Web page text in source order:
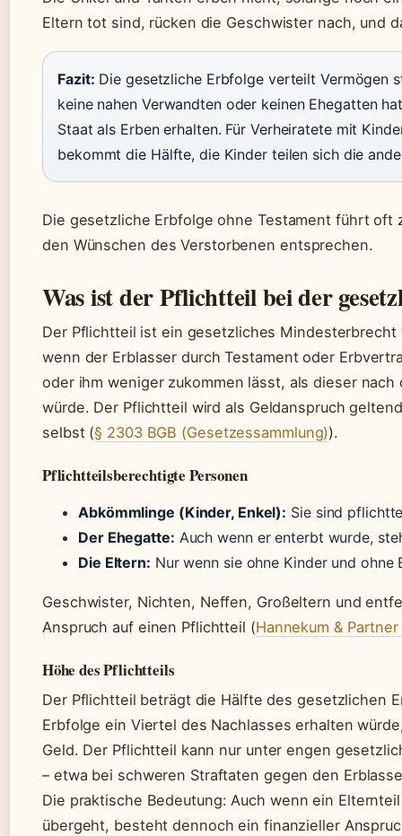
Eltern tot sind, rücken die Geschwister nach, und
Fazit: Die gesetzliche Erbfolge verteilt Vermögen
keine nahen Verwandten oder keinen Ehegatten
Staat als Erben erhalten. Für Verheiratete mit
bekommt die Hälfte, die Kinder teilen sich die
Die gesetzliche Erbfolge ohne Testament führt
den Wünschen des Verstorbenen entsprechen.
Was ist der Pflichtteil bei der
Der Pflichtteil ist ein gesetzliches
wenn der Erblasser durch Testament oder
oder ihm weniger zukommen lässt, als dieser
würde. Der Pflichtteil wird als Geldanspruch
selbst (§ 2303 BGB (Gesetzessammlung)).
Pflichtteilsberechtigte Personen
Abkömmlinge (Kinder, Enkel): Sie sind
Der Ehegatte: Auch wenn er enterbt wurde,
Die Eltern: Nur wenn sie ohne Kinder und
Geschwister, Nichten, Neffen, Großeltern und
Anspruch auf einen Pflichtteil (Hannekum &
Höhe des Pflichtteils
Der Pflichtteil beträgt die Hälfte des gesetzlichen
Erbfolge ein Viertel des Nachlasses erhalten
Geld. Der Pflichtteil kann nur unter engen
– etwa bei schweren Straftaten gegen den
Die praktische Bedeutung: Auch wenn ein
übergeht, besteht dennoch ein finanzieller